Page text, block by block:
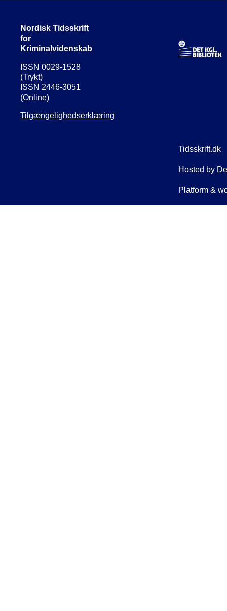
Nordisk Tidsskrift
for
Kriminalvidenskab
ISSN 0029-1528
(Trykt)
ISSN 2446-3051
(Online)
Tilgængelighedserklæring